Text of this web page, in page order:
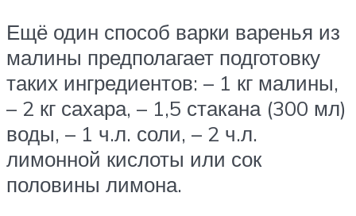
Ещё один способ варки варенья из
малины предполагает подготовку
таких ингредиентов: – 1 кг малины,
– 2 кг сахара, – 1,5 стакана (300 мл)
воды, – 1 ч.л. соли, – 2 ч.л.
лимонной кислоты или сок
половины лимона.